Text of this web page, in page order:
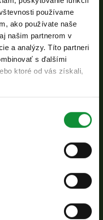
používame
ako používate naše
našim partnerom v
a analýzy. Títo partneri
s ďalšími
ktoré od vás získali,
hnedým cukrom a
pridajte zeleninu,
jemne sladkú
celozrnnú
základ omáčky na
na polovicu a
šalát
ich na šalát.